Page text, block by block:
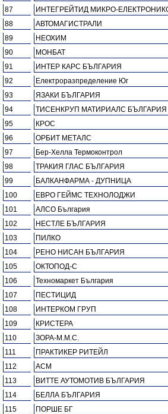
87
ИНТЕГРЕЙТИД МИКРО-
88
АВТОМАГИСТРАЛИ
89
НЕОХИМ
90
МОНБАТ
91
ИНТЕР КАРС БЪЛГАРИЯ
92
Електроразпределение Юг
93
ЯЗАКИ БЪЛГАРИЯ
94
ТИСЕНКРУП МАТИРИАЛС БЪЛГАРИЯ
95
КРОС
96
ОРБИТ МЕТАЛС
97
Бер-Хелла Термоконтрол
98
ТРАКИЯ ГЛАС БЪЛГАРИЯ
99
БАЛКАНФАРМА - ДУПНИЦА
100
ЕВРО ГЕЙМС ТЕХНОЛОДЖИ
101
АЛСО България
102
НЕСТЛЕ БЪЛГАРИЯ
103
ПИЛКО
104
РЕНО НИСАН БЪЛГАРИЯ
105
ОКТОПОД-С
106
Техномаркет България
107
ПЕСТИЦИД
108
ИНТЕРКОМ ГРУП
109
КРИСТЕРА
110
ЗОРА-М.М.С.
111
ПРАКТИКЕР РИТЕЙЛ
112
АСМ
113
ВИТТЕ АУТОМОТИВ БЪЛГАРИЯ
114
БЕЛЛА БЪЛГАРИЯ
115
ПОРШЕ БГ